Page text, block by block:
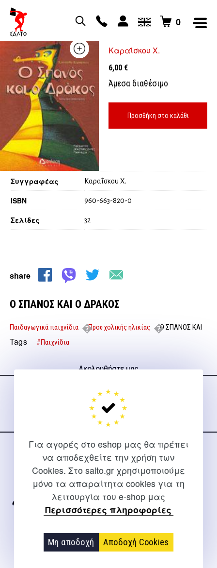
Για αγορές στο eshop μας θα πρέπει
να αποδεχθείτε την χρήση των
Cookies. Στο salto.gr χρησιμοποιούμε
μόνο τα απαραίτητα cookies για τη
λειτουργία του e-shop μας
Περισσότερες πληροφορίες
Μη αποδοχή Αποδοχή Cookies
0
Καραΐσκου Χ.
6,00 €
Άμεσα διαθέσιμο
Προσθήκη στο καλάθι
Συγγραφέας Καραΐσκου Χ.
ISBN 960-663-820-0
Σελίδες 32
share
Ο ΣΠΑΝΟΣ ΚΑΙ Ο ΔΡΑΚΟΣ
Παιδαγωγικά παιχνίδια Προσχολικής ηλικίας
Ο ΣΠΑΝΟΣ ΚΑΙ
Ο ΔΡΑΚΟΣ
Tags #Παιχνίδια
Ακολουθήστε μας
ΕΠΙΚΟΙΝΩΝΊΑ
Για διευκρινίσεις και υποστήριξη παραγγελιών μέσω του
Internet
2310 267108
Αγγελάκη 21, Θεσσαλονίκη